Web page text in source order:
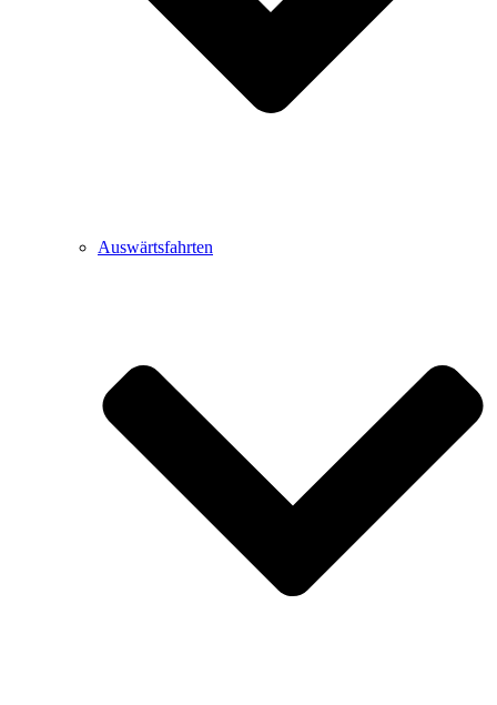
Auswärtsfahrten